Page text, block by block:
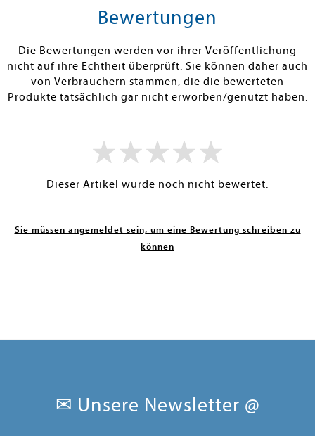
Warenkorb
Bewertungen
Die Bewertungen werden vor ihrer Veröffentlichung
nicht auf ihre Echtheit überprüft. Sie können daher auch
von Verbrauchern stammen, die die bewerteten
Produkte tatsächlich gar nicht erworben/genutzt haben.
Dieser Artikel wurde noch nicht bewertet.
Sie müssen angemeldet sein, um eine Bewertung schreiben zu
können
✉ Unsere Newsletter @